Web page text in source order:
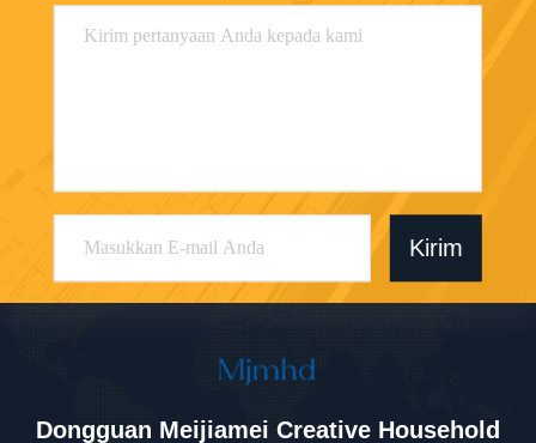
Kirim
Dongguan Meijiamei Creative Household